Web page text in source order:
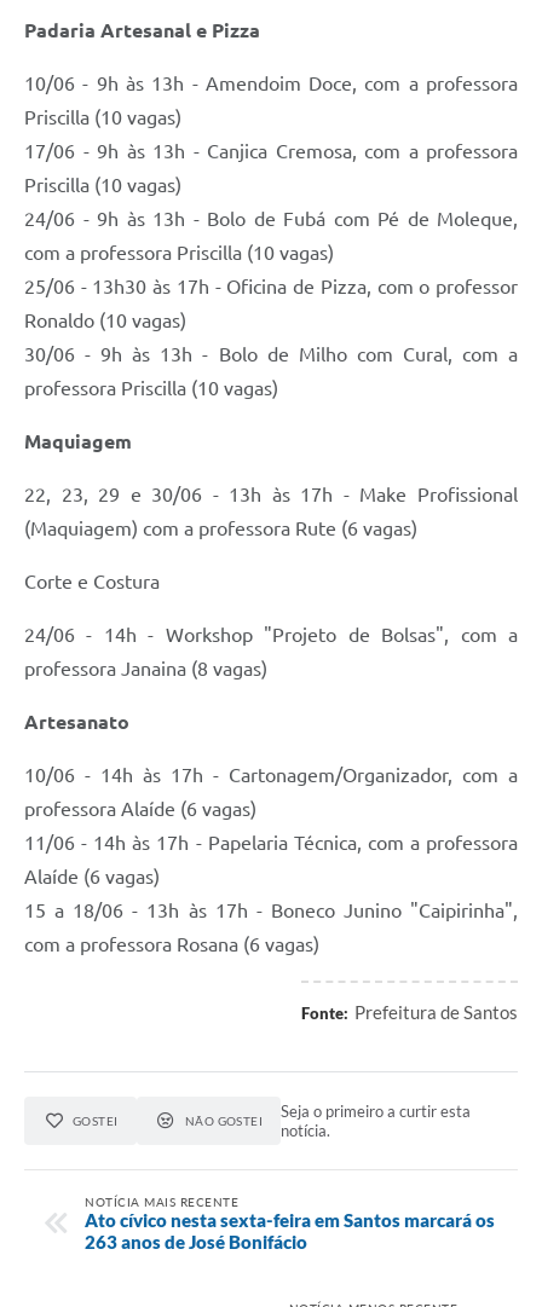
Padaria Artesanal e Pizza
10/06 - 9h às 13h - Amendoim Doce, com a professora
Priscilla (10 vagas)
17/06 - 9h às 13h - Canjica Cremosa, com a professora
Priscilla (10 vagas)
24/06 - 9h às 13h - Bolo de Fubá com Pé de Moleque,
com a professora Priscilla (10 vagas)
25/06 - 13h30 às 17h - Oficina de Pizza, com o professor
Ronaldo (10 vagas)
30/06 - 9h às 13h - Bolo de Milho com Cural, com a
professora Priscilla (10 vagas)
Maquiagem
22, 23, 29 e 30/06 - 13h às 17h - Make Profissional
(Maquiagem) com a professora Rute (6 vagas)
Corte e Costura
24/06 - 14h - Workshop "Projeto de Bolsas", com a
professora Janaina (8 vagas)
Artesanato
10/06 - 14h às 17h - Cartonagem/Organizador, com a
professora Alaíde (6 vagas)
11/06 - 14h às 17h - Papelaria Técnica, com a professora
Alaíde (6 vagas)
15 a 18/06 - 13h às 17h - Boneco Junino "Caipirinha",
com a professora Rosana (6 vagas)
Fonte: Prefeitura de Santos
GOSTEI NÃO GOSTEI
Seja o primeiro a curtir esta
notícia.
NOTÍCIA MAIS RECENTE
Ato cívico nesta sexta-feira em Santos marcará os
263 anos de José Bonifácio